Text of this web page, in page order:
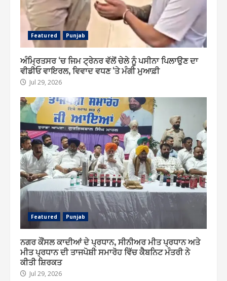
Featured Punjab
ਅੰਮ੍ਰਿਤਸਰ ‘ਚ ਜਿਮ ਟ੍ਰੇਨਰ ਵੱਲੋਂ ਚੇਲੇ ਨੂੰ ਪਸੀਨਾ ਪਿਲਾਉਣ ਦਾ
ਵੀਡੀਓ ਵਾਇਰਲ, ਵਿਵਾਦ ਵਧਣ ‘ਤੇ ਮੰਗੀ ਮੁਆਫ਼ੀ
Jul 29, 2026
Featured Punjab
ਨਗਰ ਕੌਂਸਲ ਕਾਦੀਆਂ ਦੇ ਪ੍ਰਧਾਨ, ਸੀਨੀਅਰ ਮੀਤ ਪ੍ਰਧਾਨ ਅਤੇ
ਮੀਤ ਪ੍ਰਧਾਨ ਦੀ ਤਾਜਪੋਸ਼ੀ ਸਮਾਰੋਹ ਵਿੱਚ ਕੈਬਨਿਟ ਮੰਤਰੀ ਨੇ
ਕੀਤੀ ਸ਼ਿਰਕਤ
Jul 29, 2026